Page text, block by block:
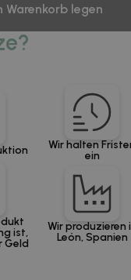
Warenkorb legen
Wir halten
ein
ist,
Geld
Wir produzieren
León, Spanien